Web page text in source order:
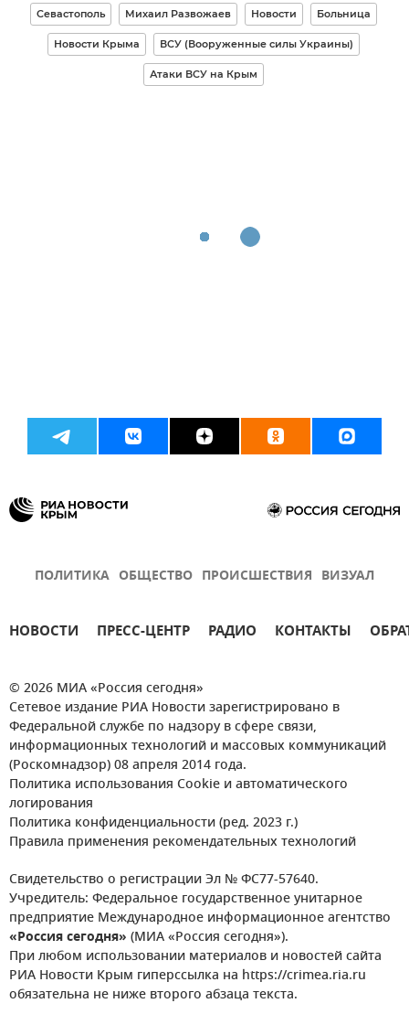
Севастополь Михаил Развожаев Новости Больница
Новости Крыма ВСУ (Вооруженные силы Украины)
Атаки ВСУ на Крым
ПОЛИТИКА ОБЩЕСТВО ПРОИСШЕСТВИЯ ВИЗУАЛ
НОВОСТИ ПРЕСС-ЦЕНТР РАДИО КОНТАКТЫ
© 2026 МИА «Россия сегодня»
Сетевое издание РИА Новости зарегистрировано в
Федеральной службе по надзору в сфере связи,
информационных технологий и массовых коммуникаций
(Роскомнадзор) 08 апреля 2014 года.
Политика использования Cookie и автоматического
логирования
Политика конфиденциальности (ред. 2023 г.)
Правила применения рекомендательных технологий
Свидетельство о регистрации Эл № ФС77-57640.
Учредитель: Федеральное государственное унитарное
предприятие Международное информационное агентство
«Россия сегодня» (МИА «Россия сегодня»).
При любом использовании материалов и новостей сайта
РИА Новости Крым гиперссылка на https://crimea.ria.ru
обязательна не ниже второго абзаца текста.